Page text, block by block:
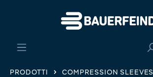
PRODOTTI
COMPRESSION SLEEVES